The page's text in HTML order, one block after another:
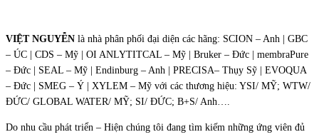
VIỆT NGUYỄN là nhà phân phối đại diện các hãng: SCION – Anh | GBC
– ÚC | CDS – Mỹ | OI ANLYTITCAL – Mỹ | Bruker – Đức | membraPure
– Đức | SEAL – Mỹ | Endinburg – Anh | PRECISA– Thụy Sỹ | EVOQUA
– Đức | SMEG – Ý | XYLEM – Mỹ với các thương hiệu: YSI/ MỸ; WTW/
ĐỨC/ GLOBAL WATER/ MỸ; SI/ ĐỨC; B+S/ Anh….
Do nhu cầu phát triển – Hiện chúng tôi đang tìm kiếm những ứng viên đủ